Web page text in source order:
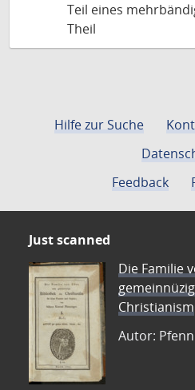
Teil eines
Theil
Hilfe zur Suche
Feedback
Just scanned
Die Familie
Christianism
Autor: